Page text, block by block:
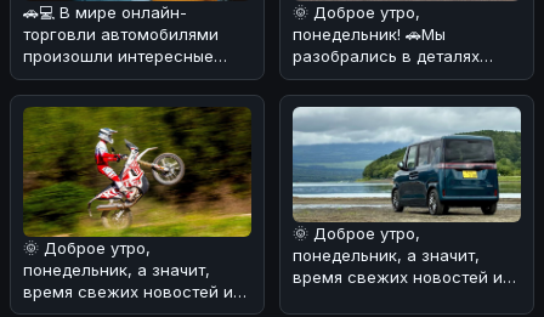
🚗💻 В мире онлайн-
торговли автомобилями
произошли интересные
изменения! Мы
разобрались в рейтинге к
🌞 Доброе утро,
понедельник! 🚗Мы
разобрались в деталях
нового Volkswagen T-Roc с
гибридным мотором,
🌞 Доброе утро,
понедельник, а значит,
время свежих новостей и
обзоров! 🚗Сегодня мы
🌞 Доброе утро,
понедельник, а значит,
время свежих новостей из